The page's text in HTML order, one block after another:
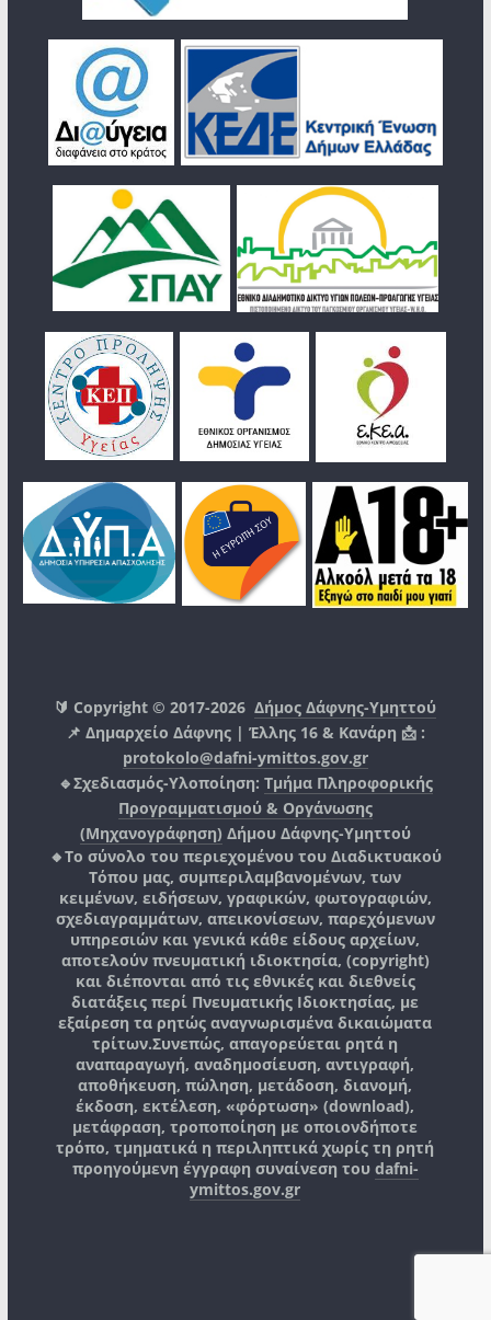
🔰 Copyright © 2017-2026Δήμος Δάφνης-Υμηττού
📌 Δημαρχείο Δάφνης | Έλλης 16 & Κανάρη 📩 :
protokolo@dafni-ymittos.gov.gr
🔹Σχεδιασμός-Υλοποίηση: Τμήμα Πληροφορικής
Προγραμματισμού & Οργάνωσης
(Μηχανογράφηση) Δήμου Δάφνης-Υμηττού
🔸Το σύνολο του περιεχομένου του Διαδικτυακού
Τόπου μας, συμπεριλαμβανομένων, των
κειμένων, ειδήσεων, γραφικών, φωτογραφιών,
σχεδιαγραμμάτων, απεικονίσεων, παρεχόμενων
υπηρεσιών και γενικά κάθε είδους αρχείων,
αποτελούν πνευματική ιδιοκτησία, (copyright)
και διέπονται από τις εθνικές και διεθνείς
διατάξεις περί Πνευματικής Ιδιοκτησίας, με
εξαίρεση τα ρητώς αναγνωρισμένα δικαιώματα
τρίτων.Συνεπώς, απαγορεύεται ρητά η
αναπαραγωγή, αναδημοσίευση, αντιγραφή,
αποθήκευση, πώληση, μετάδοση, διανομή,
έκδοση, εκτέλεση, «φόρτωση» (download),
μετάφραση, τροποποίηση με οποιονδήποτε
τρόπο, τμηματικά η περιληπτικά χωρίς τη ρητή
προηγούμενη έγγραφη συναίνεση του dafni-
ymittos.gov.gr